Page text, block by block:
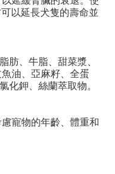
以延長犬隻的壽命並
脂肪、牛脂、甜菜漿、
油、亞麻籽、全蛋
化鉀、絲蘭萃取物。
寵物的年齡、體重和